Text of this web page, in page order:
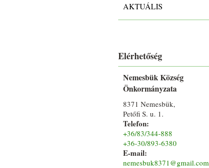
AKTUÁLIS
Elérhetőség
Nemesbük Község
Önkormányzata
8371 Nemesbük,
Petőfi S. u. 1.
Telefon:
+36/83/344-888
+36-30/893-6380
E-mail:
nemesbuk8371@gmail.com